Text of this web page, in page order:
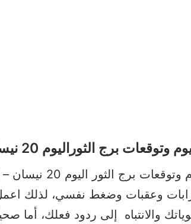
برج الثوراليوم 20 نيسان – 20 أيار
وعقبات وضغط نفسي، لذلك اعمل
والانتباه إلى ردود فعلك، أما